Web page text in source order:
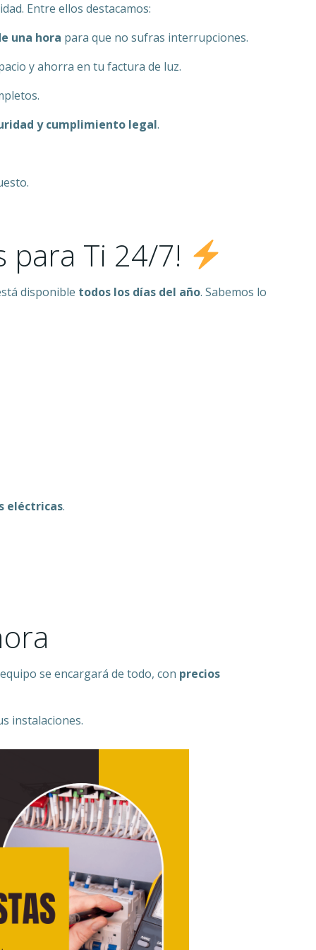
Entre ellos destacamos:
una hora para que no sufras interrupciones.
y ahorra en tu factura de luz.
y cumplimiento legal.
para Ti 24/7!
disponible todos los días del año. Sabemos lo
eléctricas.
se encargará de todo, con precios
instalaciones.